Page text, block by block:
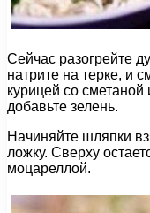
Сейчас разогрейте
натрите на терке, и
курицей со
добавьте зелень.
Начиняйте шляпки
ложку. Сверху
моцареллой.